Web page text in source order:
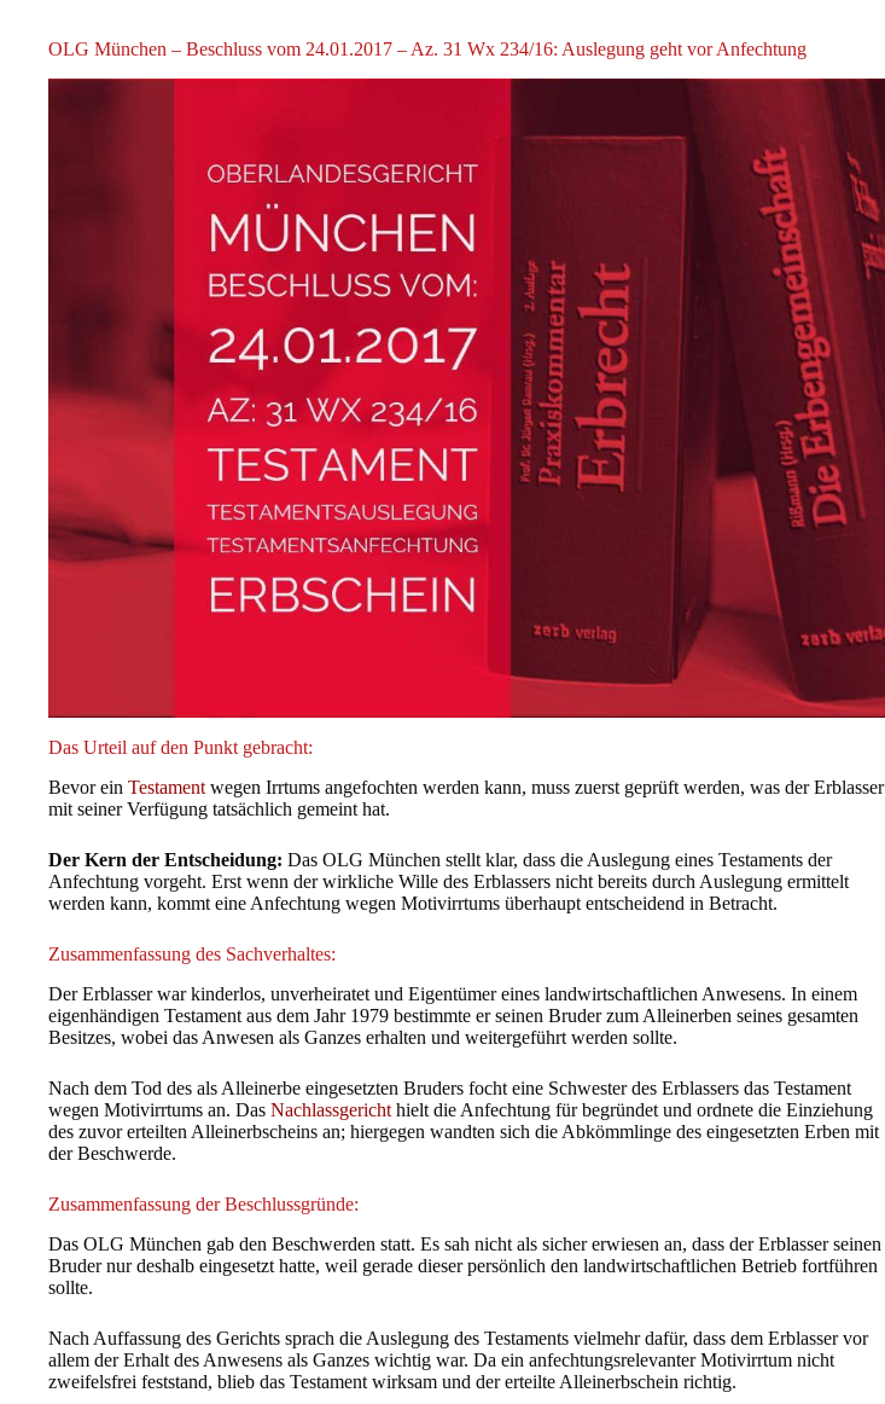
OLG München – Beschluss vom 24.01.2017 – Az. 31 Wx 234/16: Auslegung geht vor Anfechtung
Das Urteil auf den Punkt gebracht:
Bevor ein Testament wegen Irrtums angefochten werden kann, muss zuerst geprüft werden, was der Erblasser
mit seiner Verfügung tatsächlich gemeint hat.
Der Kern der Entscheidung: Das OLG München stellt klar, dass die Auslegung eines Testaments der
Anfechtung vorgeht. Erst wenn der wirkliche Wille des Erblassers nicht bereits durch Auslegung ermittelt
werden kann, kommt eine Anfechtung wegen Motivirrtums überhaupt entscheidend in Betracht.
Zusammenfassung des Sachverhaltes:
Der Erblasser war kinderlos, unverheiratet und Eigentümer eines landwirtschaftlichen Anwesens. In einem
eigenhändigen Testament aus dem Jahr 1979 bestimmte er seinen Bruder zum Alleinerben seines gesamten
Besitzes, wobei das Anwesen als Ganzes erhalten und weitergeführt werden sollte.
Nach dem Tod des als Alleinerbe eingesetzten Bruders focht eine Schwester des Erblassers das Testament
wegen Motivirrtums an. Das Nachlassgericht hielt die Anfechtung für begründet und ordnete die Einziehung
des zuvor erteilten Alleinerbscheins an; hiergegen wandten sich die Abkömmlinge des eingesetzten Erben mit
der Beschwerde.
Zusammenfassung der Beschlussgründe:
Das OLG München gab den Beschwerden statt. Es sah nicht als sicher erwiesen an, dass der Erblasser seinen
Bruder nur deshalb eingesetzt hatte, weil gerade dieser persönlich den landwirtschaftlichen Betrieb fortführen
sollte.
Nach Auffassung des Gerichts sprach die Auslegung des Testaments vielmehr dafür, dass dem Erblasser vor
allem der Erhalt des Anwesens als Ganzes wichtig war. Da ein anfechtungsrelevanter Motivirrtum nicht
zweifelsfrei feststand, blieb das Testament wirksam und der erteilte Alleinerbschein richtig.